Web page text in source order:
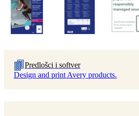
Predlošci i softver
Design and print Avery products.